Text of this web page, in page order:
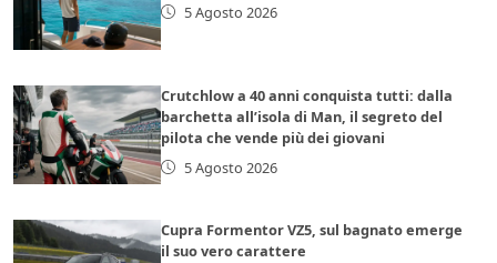
5 Agosto 2026
Crutchlow a 40 anni conquista tutti: dalla
barchetta all’isola di Man, il segreto del
pilota che vende più dei giovani
5 Agosto 2026
Cupra Formentor VZ5, sul bagnato emerge
il suo vero carattere